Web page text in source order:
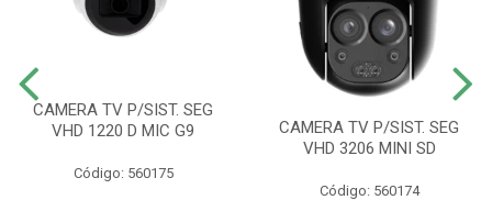
CAMERA TV P/SIST. SEG
VHD 1220 D MIC G9
Código: 560175
CAMERA TV P/SIST. SEG
VHD 3206 MINI SD
Código: 560174